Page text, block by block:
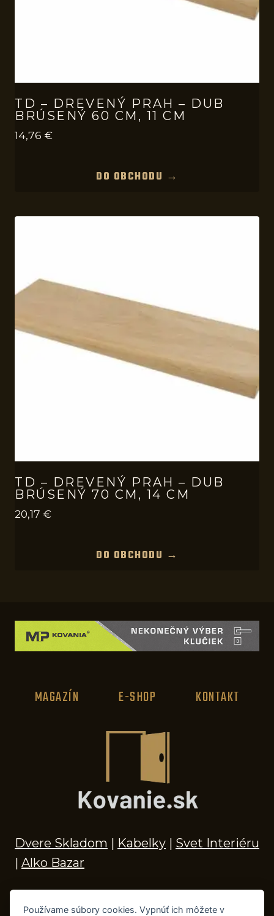
TD – DREVENÝ PRAH – DUB
BRÚSENÝ 60 CM, 11 CM
14,76 €
DO OBCHODU →
TD – DREVENÝ PRAH – DUB
BRÚSENÝ 70 CM, 14 CM
20,17 €
DO OBCHODU →
MAGAZÍN E-SHOP KONTAKT
Dvere Skladom | Kabelky | Svet Interiéru
| Alko Bazar
Používame súbory cookies. Vypnúť ich môžete v